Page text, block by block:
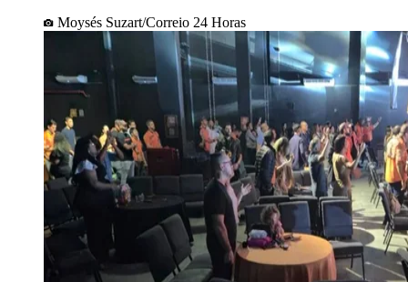
Moysés Suzart/Correio 24 Horas